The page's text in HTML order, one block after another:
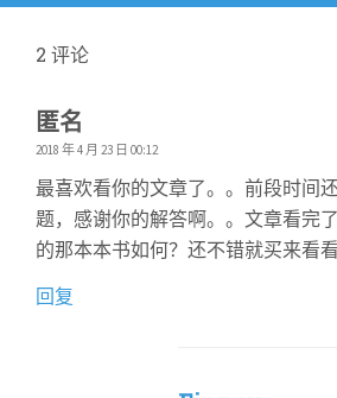
文
章：
2 评论
匿名
2018 年 4 月 23 日 00:12
最喜欢看你的文章了。。前段时间
题，感谢你的解答啊。。文章看完
的那本本书如何？还不错就买来看
回复